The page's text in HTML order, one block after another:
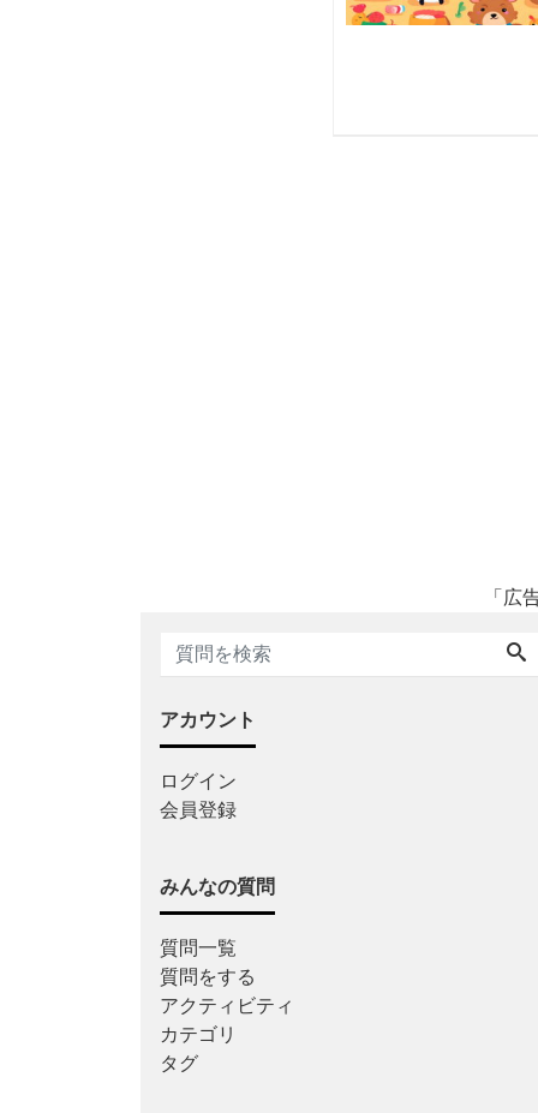
「広
アカウント
ログイン
会員登録
みんなの質問
質問一覧
質問をする
アクティビティ
カテゴリ
タグ